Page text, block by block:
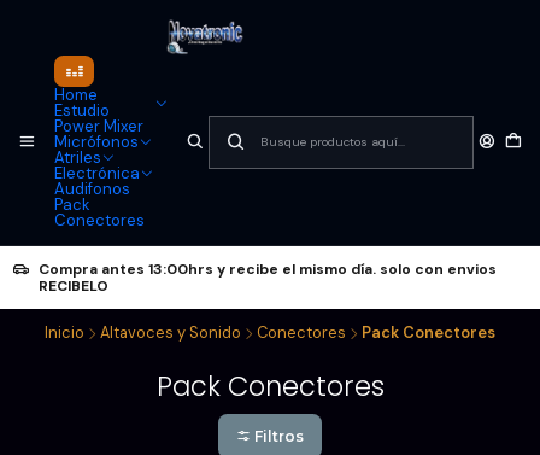
Home
Estudio
Power Mixer
Micrófonos
Atriles
Electrónica
Audifonos
Pack
Conectores
Compra antes 13:00hrs y recibe el mismo día. solo con envios
RECIBELO
Inicio Altavoces y Sonido Conectores Pack Conectores
Pack Conectores
Filtros